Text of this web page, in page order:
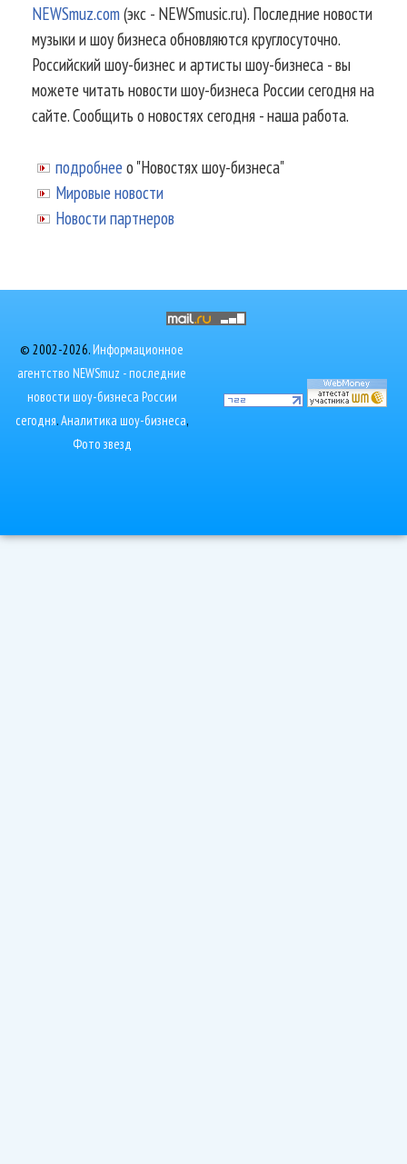
NEWSmuz.com(экс - NEWSmusic.ru). Последние новости
музыки и шоу бизнеса обновляются круглосуточно.
Российский шоу-бизнес и артисты шоу-бизнеса - вы
можете читать новости шоу-бизнеса России сегодня на
сайте. Сообщить о новостях сегодня - наша работа.
подробнее о "Новостях шоу-бизнеса"
Мировые новости
Новости партнеров
© 2002-2026.Информационное
агентство NEWSmuz - последние
новости шоу-бизнеса России
сегодня.Аналитика шоу-бизнеса,
Фото звезд